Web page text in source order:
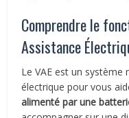
Comprendre le
Assistance
Le VAE est un
électrique pour vous
alimenté par une